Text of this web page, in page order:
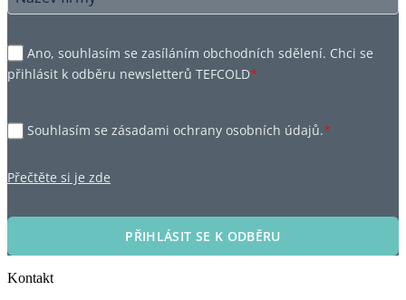
Ano, souhlasím se zasíláním obchodních sdělení. Chci se
přihlásit k odběru newsletterů TEFCOLD*
Souhlasím se zásadami ochrany osobních údajů.*
Přečtěte si je zde
PŘIHLÁSIT SE K ODBĚRU
Kontakt